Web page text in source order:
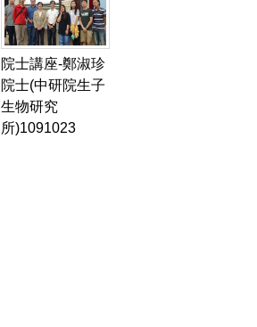
院士講座-鄭淑珍
院士(中研院生子
生物研究
所)1091023